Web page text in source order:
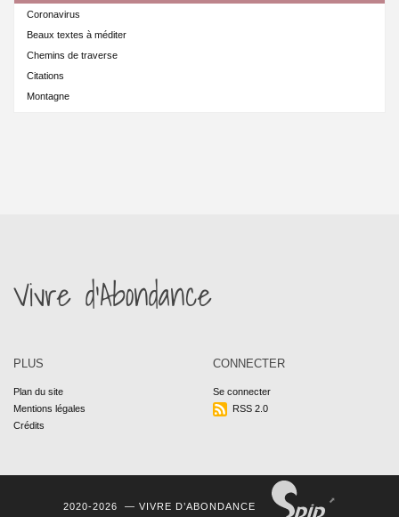
Coronavirus
Beaux textes à méditer
Chemins de traverse
Citations
Montagne
Vivre d’Abondance
PLUS
Plan du site
Mentions légales
Crédits
CONNECTER
Se connecter
RSS 2.0
2020-2026 — VIVRE D’ABONDANCE